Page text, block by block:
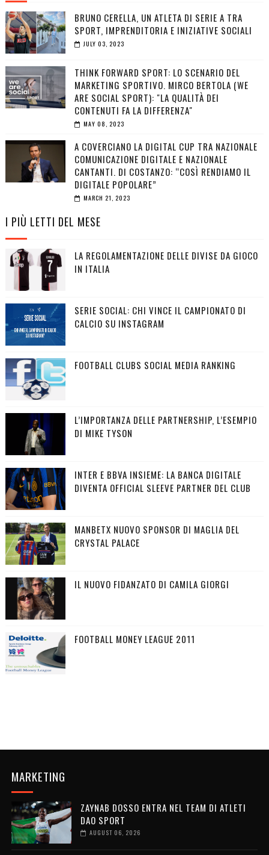
BRUNO CERELLA, UN ATLETA DI SERIE A TRA
SPORT, IMPRENDITORIA E INIZIATIVE SOCIALI
JULY 03, 2023
THINK FORWARD SPORT: LO SCENARIO DEL
MARKETING SPORTIVO. MIRCO BERTOLA (WE
ARE SOCIAL SPORT): "LA QUALITÀ DEI
CONTENUTI FA LA DIFFERENZA"
MAY 08, 2023
A COVERCIANO LA DIGITAL CUP TRA NAZIONALE
COMUNICAZIONE DIGITALE E NAZIONALE
CANTANTI. DI COSTANZO: “COSÌ RENDIAMO IL
DIGITALE POPOLARE”
MARCH 21, 2023
I PIÙ LETTI DEL MESE
LA REGOLAMENTAZIONE DELLE DIVISE DA GIOCO
IN ITALIA
SERIE SOCIAL: CHI VINCE IL CAMPIONATO DI
CALCIO SU INSTAGRAM
FOOTBALL CLUBS SOCIAL MEDIA RANKING
L’IMPORTANZA DELLE PARTNERSHIP, L’ESEMPIO
DI MIKE TYSON
INTER E BBVA INSIEME: LA BANCA DIGITALE
DIVENTA OFFICIAL SLEEVE PARTNER DEL CLUB
MANBETX NUOVO SPONSOR DI MAGLIA DEL
CRYSTAL PALACE
IL NUOVO FIDANZATO DI CAMILA GIORGI
FOOTBALL MONEY LEAGUE 2011
MARKETING
ZAYNAB DOSSO ENTRA NEL TEAM DI ATLETI
DAO SPORT
AUGUST 06, 2026